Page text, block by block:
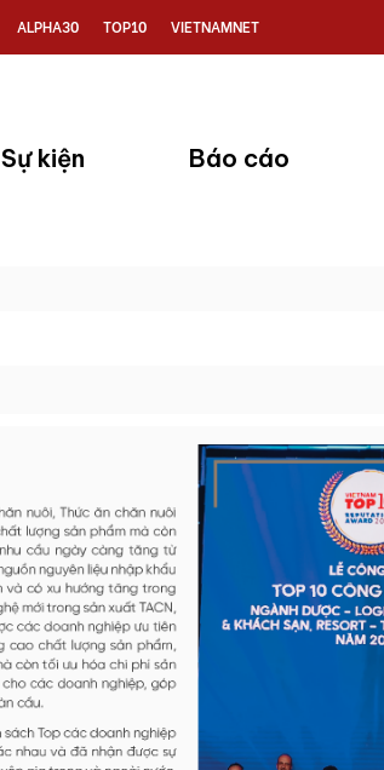
ALPHA30 TOP10 VIETNAMNET
Sự kiện Báo cáo